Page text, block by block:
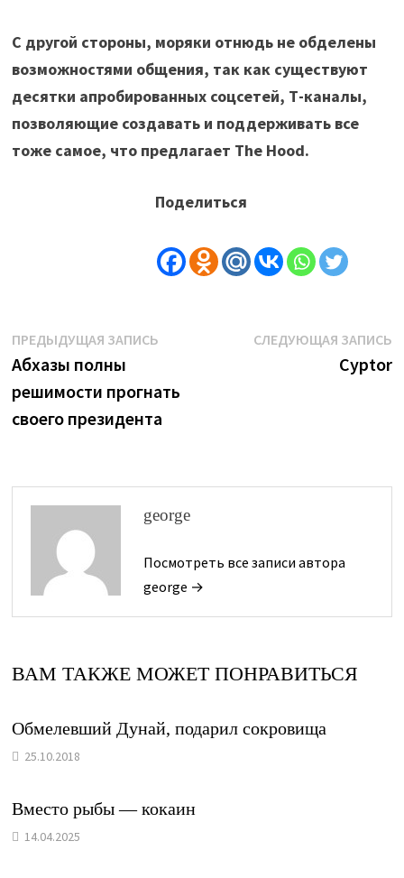
С другой стороны, моряки отнюдь не обделены
возможностями общения, так как существуют
десятки апробированных соцсетей, Т-каналы,
позволяющие создавать и поддерживать все
тоже самое, что предлагает The Hood.
Поделиться
Навигация
по
записям
ПРЕДЫДУЩАЯ ЗАПИСЬПредыдущая
Абхазы полны
решимости прогнать
своего президента
СЛЕДУЮЩАЯ ЗАПИСЬ
Cyptor
george
Посмотреть все записи автора
george →
ВАМ ТАКЖЕ МОЖЕТ ПОНРАВИТЬСЯ
Обмелевший Дунай, подарил сокровища
25.10.2018
Вместо рыбы — кокаин
14.04.2025